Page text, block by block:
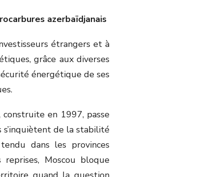
azerbaïdjanais
étrangers et à
grâce aux diverses
énergétique de ses
construite en 1997, passe
s’inquiètent de la stabilité
dans les provinces
Moscou bloque